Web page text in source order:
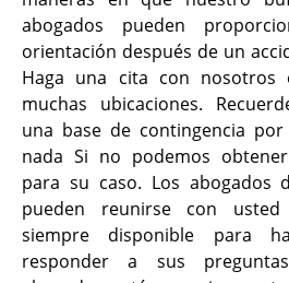
abogados pueden
orientación después de un
Haga una cita con nosotros
muchas ubicaciones.
una base de contingencia
nada Si no podemos
para su caso. Los abogados
pueden reunirse con
siempre disponible para
responder a sus